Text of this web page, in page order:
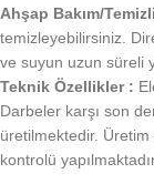
Ahşap Bakım/
temizleyebilirsiniz.
ve suyun uzun süreli
Teknik Özellikler :
Darbeler karşı son
üretilmektedir.
kontrolü